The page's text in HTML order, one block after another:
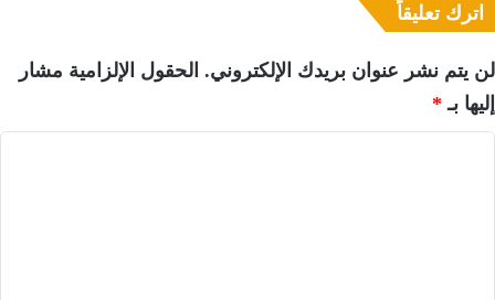
اترك تعليقاً
لن يتم نشر عنوان بريدك الإلكتروني. الحقول الإلزامية مشار
إليها بـ *